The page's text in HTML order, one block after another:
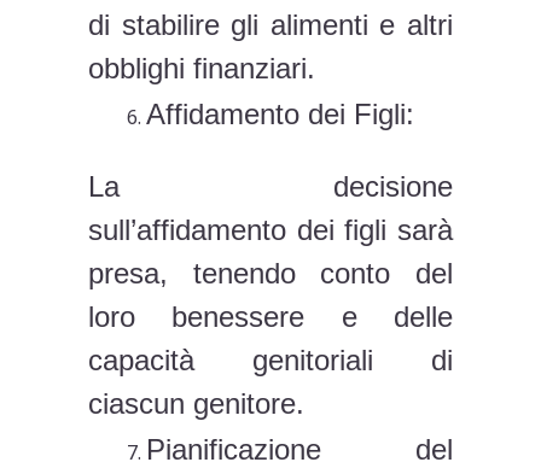
di stabilire gli alimenti e altri
obblighi finanziari.
Affidamento dei Figli:
La decisione
sull’affidamento dei figli sarà
presa, tenendo conto del
loro benessere e delle
capacità genitoriali di
ciascun genitore.
Pianificazione del